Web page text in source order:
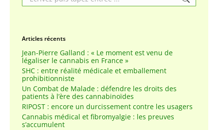
Articles récents
Jean-Pierre Galland : « Le moment est venu de
légaliser le cannabis en France »
SHC : entre réalité médicale et emballement
prohibitionniste
Un Combat de Malade : défendre les droits des
patients à l’ère des cannabinoïdes
RIPOST : encore un durcissement contre les usagers
Cannabis médical et fibromyalgie : les preuves
s’accumulent